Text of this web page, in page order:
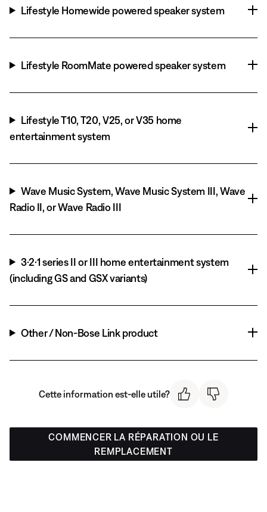
Lifestyle Homewide powered speaker system
Lifestyle RoomMate powered speaker system
Lifestyle T10, T20, V25, or V35 home
entertainment system
Wave Music System, Wave Music System III, Wave
Radio II, or Wave Radio III
3·2·1 series II or III home entertainment system
(including GS and GSX variants)
Other / Non-Bose Link product
Cette information est-elle utile?
COMMENCER LA RÉPARATION OU LE
REMPLACEMENT